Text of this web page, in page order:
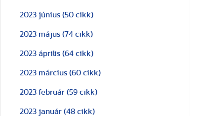
2023 június (50 cikk)
2023 május (74 cikk)
2023 április (64 cikk)
2023 március (60 cikk)
2023 február (59 cikk)
2023 január (48 cikk)